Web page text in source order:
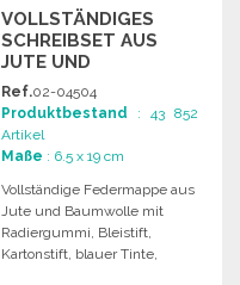
VOLLSTÄNDIGES
SCHREIBSET AUS
JUTE UND
BAUMWOLLE
Ref.02-04504
Produktbestand : 43 852
Artikel
Maße : 6.5 x 19 cm
Vollständige Federmappe aus
Jute und Baumwolle mit
Radiergummi, Bleistift,
Kartonstift, blauer Tinte,